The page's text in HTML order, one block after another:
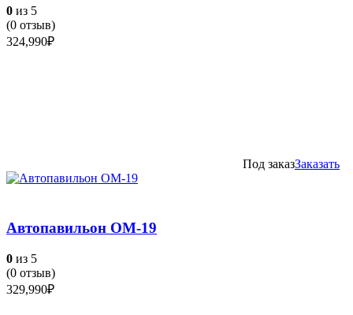
0 из 5
(0 отзыв)
324,990₽
Под заказЗаказать
Автопавильон ОМ-19
0 из 5
(0 отзыв)
329,990₽